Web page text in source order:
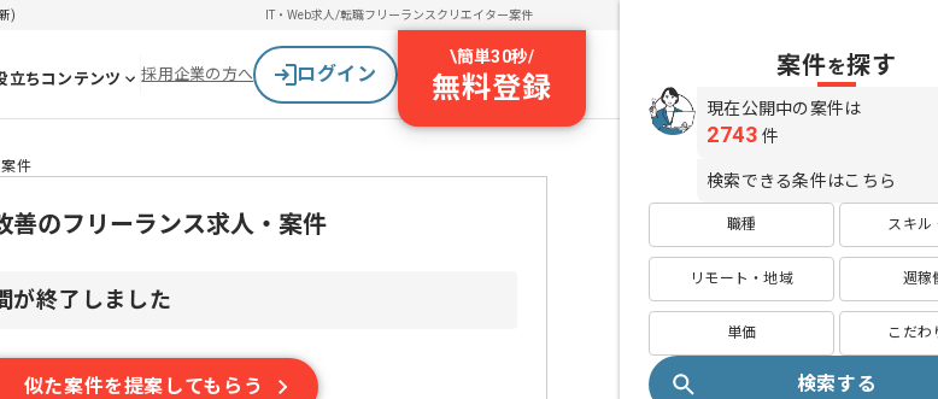
) IT・Web求人/転職フリーランスクリエイター案件
立ちコンテンツ 採用企業の方へ ログイン
\簡単30秒/
無料登録
件
善のフリーランス求人・案件
が終了しました
似た案件を提案してもらう
案件を探す
現在公開中の案件は
2743 件
検索できる条件はこちら
職種 スキル
リモート・地域 週稼
単価 こだわ
検索する